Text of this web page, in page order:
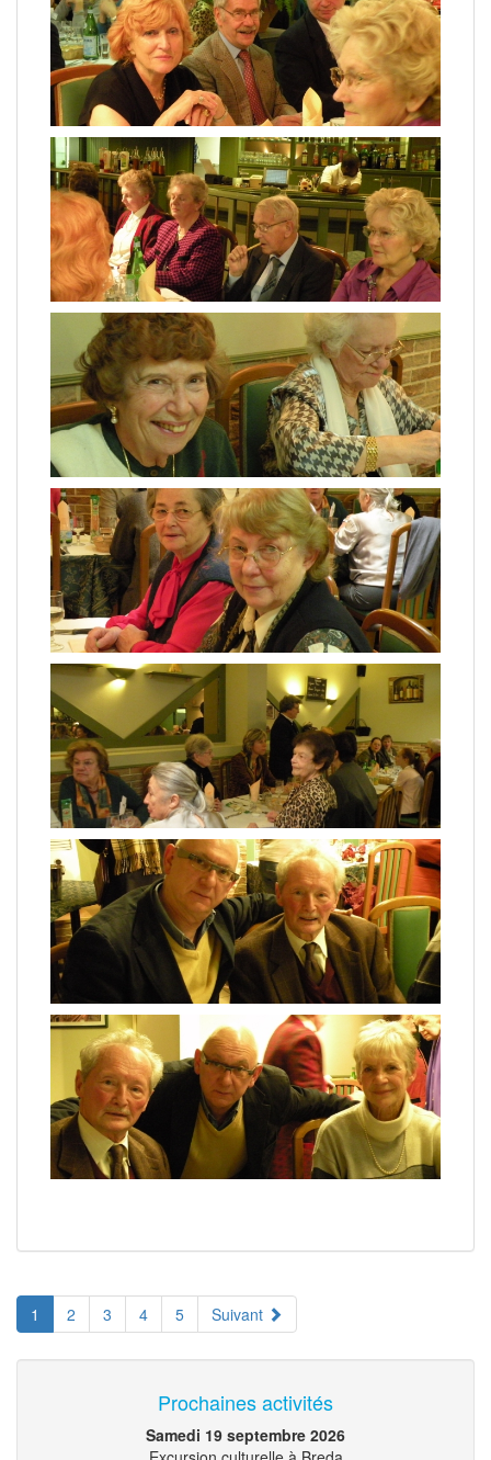
1 2 3 4 5 Suivant
Prochaines activités
Samedi 19 septembre 2026